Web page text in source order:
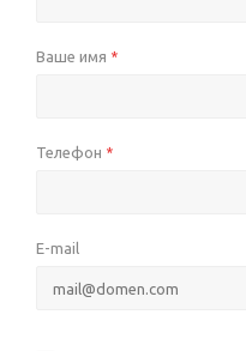
Ваше имя *
Телефон *
E-mail